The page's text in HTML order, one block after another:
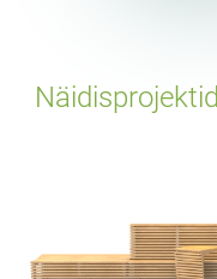
Näidisprojektid